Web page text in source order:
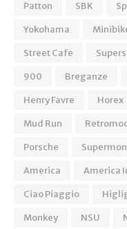
Patton
SBK
Yokohama
Street Cafe
900
Breganze
Henry Favre
Horex
Mud Run
Porsche
America
America
Ciao Piaggio
Monkey
NSU